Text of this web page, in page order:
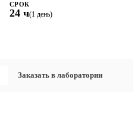
СРОК
24 ч(1 день)
Заказать в лаборатории